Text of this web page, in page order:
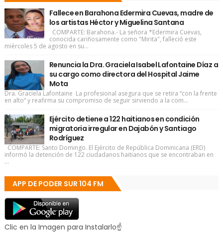
Fallece en Barahona Edermira Cuevas, madre de
los artistas Héctor y Miguelina Santana
COMPARTE: Barahona.- La señora *Edermira Cuevas,
conocida cariñosamente como "Mirita", falleció este
miércoles 5 de agosto en su...
Renuncia la Dra. Graciela Isabel Lafontaine Díaz a
su cargo como directora del Hospital Jaime
Mota
Dra. Graciela Lafontaine La profesional asegura que se retira “con la frente
en alto” y reafirma su compromiso de seguir sirviendo a la com...
Ejército detiene a 122 haitianos en condición
migratoria irregular en Dajabón y Santiago
Rodríguez
COMPARTE: Santo Domingo. El Ejército de República Dominicana (ERD)
informó la detención de 122 ciudadanos haitianos que se encontraban en
...
APP DE PODER SUR 104 FM
Clic en la Imagen para Instalarlo☝